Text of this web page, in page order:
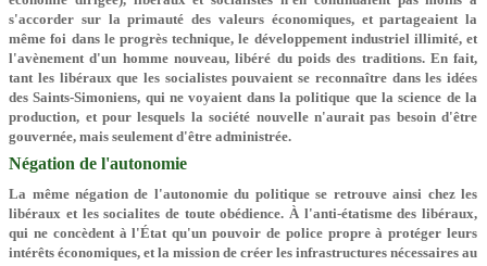
s'accorder sur la primauté des valeurs économiques, et partageaient la
même foi dans le progrès technique, le développement industriel illimité, et
l'avènement d'un homme nouveau, libéré du poids des traditions. En fait,
tant les libéraux que les socialistes pouvaient se reconnaître dans les idées
des Saints-Simoniens, qui ne voyaient dans la politique que la science de la
production, et pour lesquels la société nouvelle n'aurait pas besoin d'être
gouvernée, mais seulement d'être administrée.
Négation de l'autonomie
La même négation de l'autonomie du politique se retrouve ainsi chez les
libéraux et les socialites de toute obédience. À l'anti-étatisme des libéraux,
qui ne concèdent à l'État qu'un pouvoir de police propre à protéger leurs
intérêts économiques, et la mission de créer les infrastructures nécessaires au